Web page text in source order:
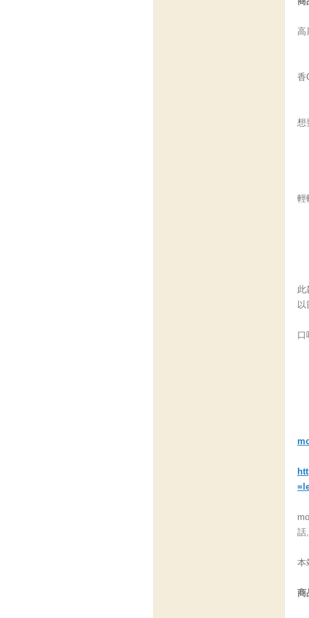
高
香
想
輕
此
口
話
本
商